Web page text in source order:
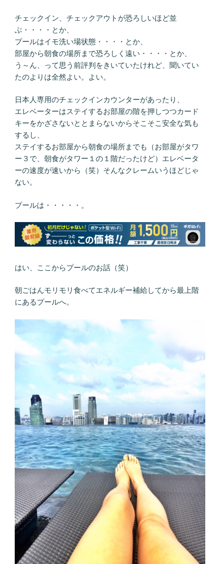
チェックイン、チェックアウトが恐ろしいほど並
ぶ・・・・とか、
プールはイモ洗い場状態・・・・とか、
部屋から朝食の場所まで恐ろしく遠い・・・・とか、
う～ん、って思う前評判をきいていたけれど、聞いてい
たのよりは全然よい。よい。
日本人専用のチェックインカウンターがあったり、
エレベーターはステイするお部屋の階を押しつつカード
キーをかざさないととまらないからそこそこ安全な気も
するし、
ステイするお部屋から朝食の場所までも（お部屋がタワ
ー３で、朝食がタワー１の１階だったけど）エレベータ
ーの速度が速いから（笑）そんなクレームいうほどじゃ
ない。
プールは・・・・・。
はい、ここからプールのお話（笑）
朝ごはんモリモリ食べてエネルギー補給してから最上階
にあるプールへ。